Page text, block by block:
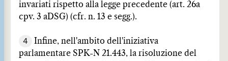
invariati rispetto alla legge precedente (art. 26a
cpv. 3 aDSG) (cfr. n. 13 e segg.).
4
Infine, nell'ambito dell'iniziativa
parlamentare SPK-N 21.443, la risoluzione del